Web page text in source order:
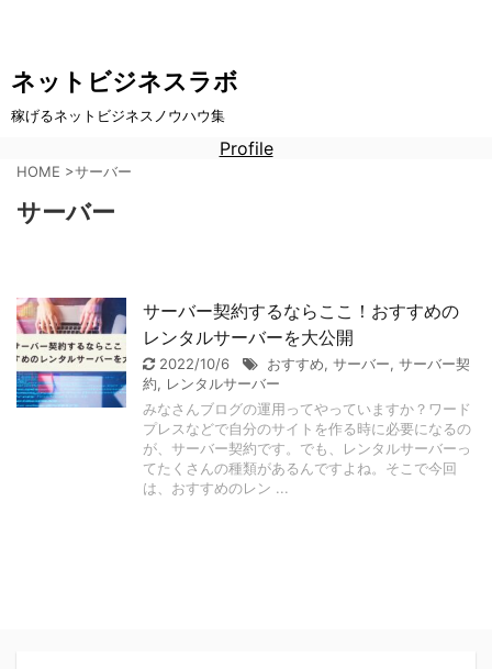
ネットビジネスラボ
稼げるネットビジネスノウハウ集
Profile
HOME >サーバー
サーバー
サーバー契約するならここ！おすすめの
レンタルサーバーを大公開
2022/10/6 おすすめ, サーバー, サーバー契
約, レンタルサーバー
みなさんブログの運用ってやっていますか？ワード
プレスなどで自分のサイトを作る時に必要になるの
が、サーバー契約です。でも、レンタルサーバーっ
てたくさんの種類があるんですよね。そこで今回
は、おすすめのレン ...